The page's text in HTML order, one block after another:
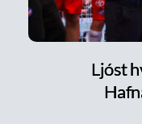
Ljóst